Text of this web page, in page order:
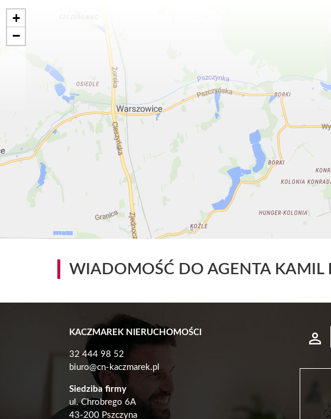
+
−
WIADOMOŚĆ DO AGENTA KAMIL
KACZMAREK NIERUCHOMOŚCI
32 444 98 52
biuro@cn-kaczmarek.pl
Siedziba firmy
ul. Chrobrego 6A
43-200 Pszczyna